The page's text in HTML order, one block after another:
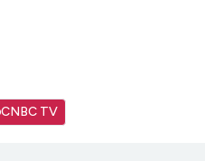
CNBC TV